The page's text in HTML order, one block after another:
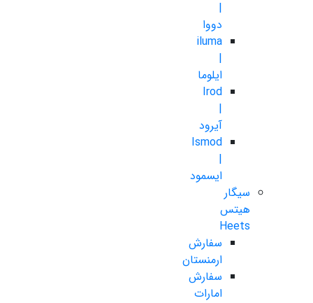
|
دووا
iluma
|
ایلوما
Irod
|
آیرود
Ismod
|
ایسمود
سیگار
هیتس
Heets
سفارش
ارمنستان
سفارش
امارات